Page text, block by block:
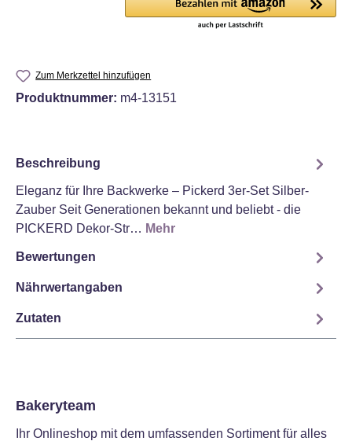
Zum Merkzettel hinzufügen
Produktnummer: m4-13151
Beschreibung
Eleganz für Ihre Backwerke – Pickerd 3er-Set Silber-
Zauber Seit Generationen bekannt und beliebt - die
PICKERD Dekor-Str… Mehr
Bewertungen
Nährwertangaben
Zutaten
Bakeryteam
Ihr Onlineshop mit dem umfassenden Sortiment für alles